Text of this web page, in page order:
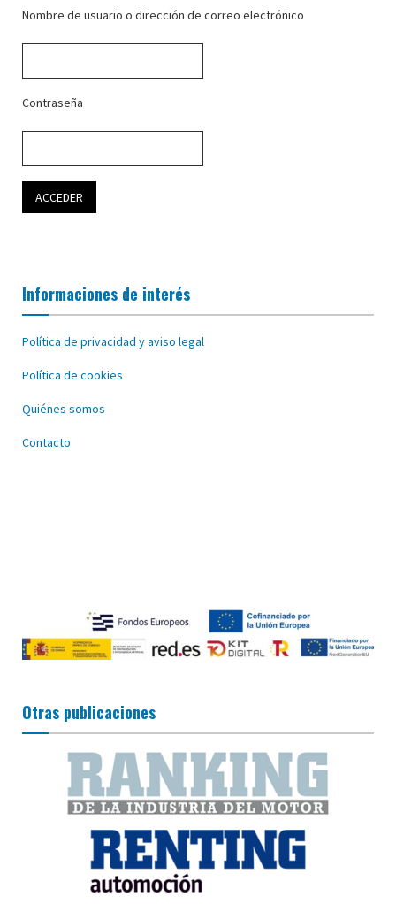
Nombre de usuario o dirección de correo electrónico
Contraseña
Informaciones de interés
Política de privacidad y aviso legal
Política de cookies
Quiénes somos
Contacto
Otras publicaciones